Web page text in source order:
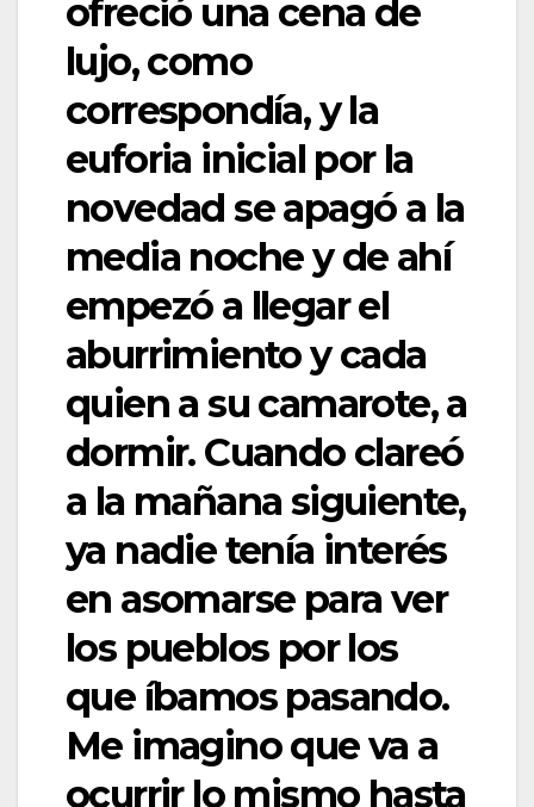
ofreció una cena de
lujo, como
correspondía, y la
euforia inicial por la
novedad se apagó a la
media noche y de ahí
empezó a llegar el
aburrimiento y cada
quien a su camarote, a
dormir. Cuando clareó
a la mañana siguiente,
ya nadie tenía interés
en asomarse para ver
los pueblos por los
que íbamos pasando.
Me imagino que va a
ocurrir lo mismo hasta